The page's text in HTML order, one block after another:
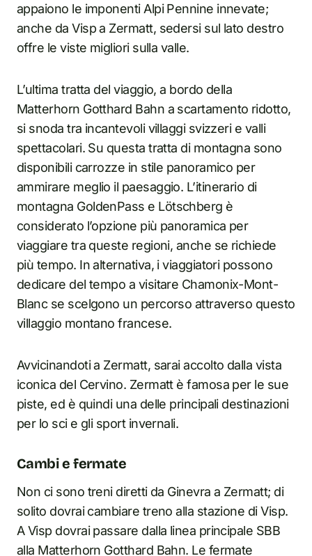
appaiono le imponenti Alpi Pennine innevate;
anche da Visp a Zermatt, sedersi sul lato destro
offre le viste migliori sulla valle.
L’ultima tratta del viaggio, a bordo della
Matterhorn Gotthard Bahn a scartamento ridotto,
si snoda tra incantevoli villaggi svizzeri e valli
spettacolari. Su questa tratta di montagna sono
disponibili carrozze in stile panoramico per
ammirare meglio il paesaggio. L’itinerario di
montagna GoldenPass e Lötschberg è
considerato l’opzione più panoramica per
viaggiare tra queste regioni, anche se richiede
più tempo. In alternativa, i viaggiatori possono
dedicare del tempo a visitare Chamonix-Mont-
Blanc se scelgono un percorso attraverso questo
villaggio montano francese.
Avvicinandoti a Zermatt, sarai accolto dalla vista
iconica del Cervino. Zermatt è famosa per le sue
piste, ed è quindi una delle principali destinazioni
per lo sci e gli sport invernali.
Cambi e fermate
Non ci sono treni diretti da Ginevra a Zermatt; di
solito dovrai cambiare treno alla stazione di Visp.
A Visp dovrai passare dalla linea principale SBB
alla Matterhorn Gotthard Bahn. Le fermate